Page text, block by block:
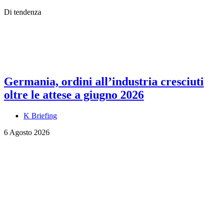
Di tendenza
Germania, ordini all’industria cresciuti
oltre le attese a giugno 2026
K Briefing
6 Agosto 2026